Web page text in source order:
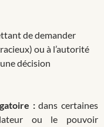
de demander
ou à l’autorité
décision
:dans certaines
ou le pouvoir